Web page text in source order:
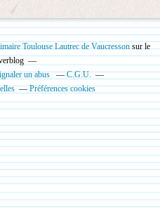
Toulouse Lautrec de Vaucressonsur le
un abus
C.G.U.
Préférences cookies